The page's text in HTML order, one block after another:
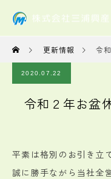
更新情報 令
2020.07.22
令和２年お盆
平素は格別のお引き立
誠に勝手ながら当社全